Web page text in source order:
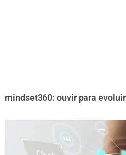
mindset360: ouvir para evoluir